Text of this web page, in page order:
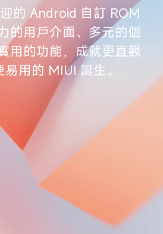
的 Android 自訂 ROM
的用戶介面、多元的個
用的功能，成就更直觀
用的 MIUI 誕生。